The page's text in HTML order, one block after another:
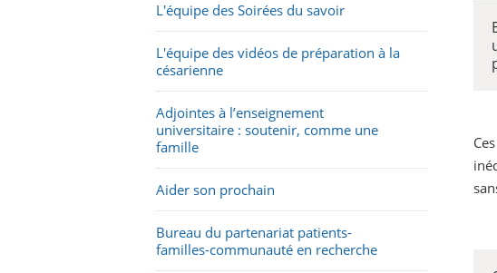
L'équipe des Soirées du savoir
L'équipe des vidéos de préparation à la
césarienne
Adjointes à l’enseignement
universitaire : soutenir, comme une
famille
Aider son prochain
Bureau du partenariat patients-
familles-communauté en recherche